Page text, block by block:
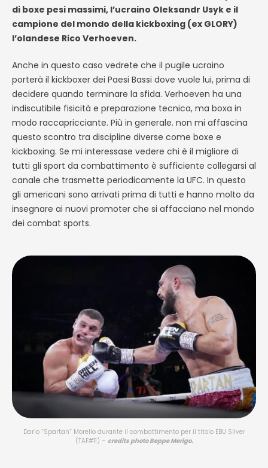
di boxe pesi massimi, l’ucraino Oleksandr Usyk e il
campione del mondo della kickboxing (ex GLORY)
l’olandese Rico Verhoeven.
Anche in questo caso vedrete che il pugile ucraino
porterà il kickboxer dei Paesi Bassi dove vuole lui, prima di
decidere quando terminare la sfida. Verhoeven ha una
indiscutibile fisicità e preparazione tecnica, ma boxa in
modo raccapricciante. Più in generale. non mi affascina
questo scontro tra discipline diverse come boxe e
kickboxing. Se mi interessase vedere chi è il migliore di
tutti gli sport da combattimento è sufficiente collegarsi al
canale che trasmette periodicamente la UFC. In questo
gli americani sono arrivati prima di tutti e hanno molto da
insegnare ai nuovi promoter che si affacciano nel mondo
dei combat sports.
Dario “Spartan” Morello durante il combattimento per il titolo EBU Silver
(TAF#11) – credits photo Beppe Merigo.